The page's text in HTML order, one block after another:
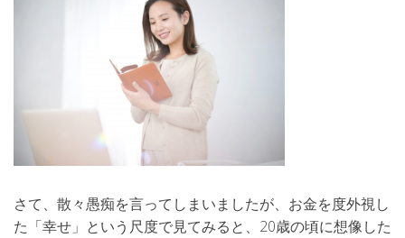
さて、散々愚痴を言ってしまいましたが、お金を度外視し
た「幸せ」という尺度で見てみると、20歳の頃に想像した